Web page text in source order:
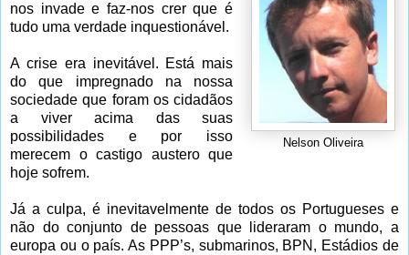
Nelson Oliveira
nos invade e faz-nos crer que é
tudo uma verdade inquestionável.
A crise era inevitável. Está mais
do que impregnado na nossa
sociedade que foram os cidadãos
a viver acima das suas
possibilidades e por isso
merecem o castigo austero que
hoje sofrem.
Já a culpa, é inevitavelmente de todos os Portugueses e
não do conjunto de pessoas que lideraram o mundo, a
europa ou o país. As PPP’s, submarinos, BPN, Estádios de